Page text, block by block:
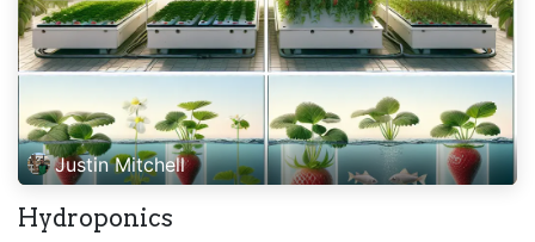
Justin Mitchell
Hydroponics